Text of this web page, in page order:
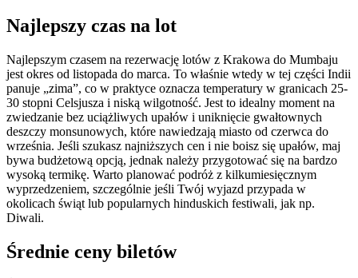
Najlepszy czas na lot
Najlepszym czasem na rezerwację lotów z Krakowa do Mumbaju
jest okres od listopada do marca. To właśnie wtedy w tej części Indii
panuje „zima”, co w praktyce oznacza temperatury w granicach 25-
30 stopni Celsjusza i niską wilgotność. Jest to idealny moment na
zwiedzanie bez uciążliwych upałów i uniknięcie gwałtownych
deszczy monsunowych, które nawiedzają miasto od czerwca do
września. Jeśli szukasz najniższych cen i nie boisz się upałów, maj
bywa budżetową opcją, jednak należy przygotować się na bardzo
wysoką termikę. Warto planować podróż z kilkumiesięcznym
wyprzedzeniem, szczególnie jeśli Twój wyjazd przypada w
okolicach świąt lub popularnych hinduskich festiwali, jak np.
Diwali.
Średnie ceny biletów